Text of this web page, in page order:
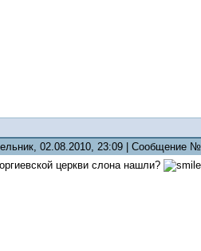
02.08.2010, 23:09 | Сообщение №
церкви слона нашли?